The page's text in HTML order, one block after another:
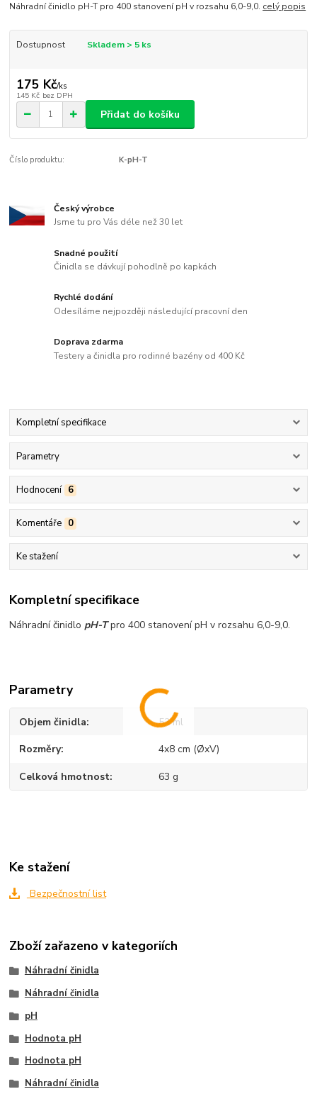
Náhradní činidlo pH-T pro 400 stanovení pH v rozsahu 6,0-9,0. celý popis
Dostupnost Skladem > 5 ks
175 Kč/ks
145 Kč bez DPH
Přidat do košíku
Číslo produktu: K-pH-T
Český výrobce
Jsme tu pro Vás déle než 30 let
Snadné použití
Činidla se dávkují pohodlně po kapkách
Rychlé dodání
Odesíláme nejpozději následující pracovní den
Doprava zdarma
Testery a činidla pro rodinné bazény od 400 Kč
Kompletní specifikace
Parametry
Hodnocení 6
Komentáře 0
Ke stažení
Kompletní specifikace
Náhradní činidlopH-Tpro 400 stanovení pH v rozsahu 6,0-9,0.
Parametry
Objem činidla 52 ml
Rozměry 4x8 cm (ØxV)
Celková hmotnost 63 g
Ke stažení
Bezpečnostní list
Zboží zařazeno v kategoriích
Náhradní činidla
Náhradní činidla
pH
Hodnota pH
Hodnota pH
Náhradní činidla